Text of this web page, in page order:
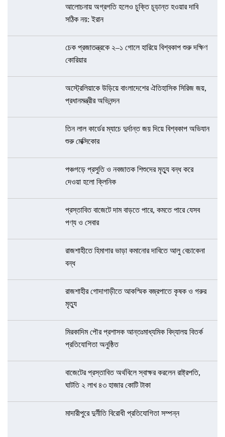
আলোচনায় অগ্রগতি হলেও চুক্তি চূড়ান্ত হওয়ার দাবি
সঠিক নয়: ইরান
চেক প্রজাতন্ত্রকে ২–১ গোলে হারিয়ে বিশ্বকাপ শুরু দক্ষিণ
কোরিয়ার
অস্ট্রেলিয়াকে উড়িয়ে বাংলাদেশের ঐতিহাসিক সিরিজ জয়,
প্রধানমন্ত্রীর অভিনন্দন
তিন লাল কার্ডের ম্যাচে দুর্দান্ত জয় দিয়ে বিশ্বকাপ অভিযান
শুরু মেক্সিকোর
পঞ্চগড়ে প্রসুতি ও নবজাতক শিশুদের মৃত্যু বন্ধ করে
দেওয়া হলো ক্লিনিক
প্রস্তাবিত বাজেটে দাম বাড়তে পারে, কমতে পারে যেসব
পণ্য ও সেবার
রাজশাহীতে হিমাগার ভাড়া কমানোর দাবিতে আলু বেচাকেনা
বন্ধ
রাজশাহীর গোদাগাড়ীতে আকস্মিক বজ্রপাতে কৃষক ও গরুর
মৃত্যু
মিরকাদিম পৌর প্রশাসক আন্তঃমাধ্যমিক বিদ্যালয় বিতর্ক
প্রতিযোগিতা অনুষ্ঠিত
বাজেটের প্রস্তাবিত অর্থবিলে স্বাক্ষর করলেন রাষ্ট্রপতি,
ঘাটতি ২ লাখ ৪৩ হাজার কোটি টাকা
মাদারীপুরে দুর্নীতি বিরোধী প্রতিযোগিতা সম্পন্ন